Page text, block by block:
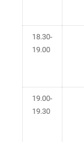
18.30-
19.00
19.00-
19.30